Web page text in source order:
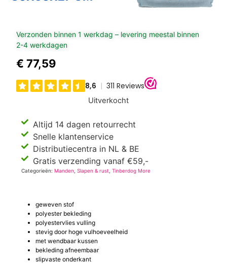
Verzonden binnen 1 werkdag – levering meestal binnen
2-4 werkdagen
€ 77,59
Uitverkocht
Altijd 14 dagen retourrecht
Snelle klantenservice
Distributiecentra in NL & BE
Gratis verzending vanaf €59,-
Categorieën: Manden ,Slapen & rust ,Tinberdog More
geweven stof
polyester bekleding
polyestervlies vulling
stevig door hoge vulhoeveelheid
met wendbaar kussen
bekleding afneembaar
slipvaste onderkant